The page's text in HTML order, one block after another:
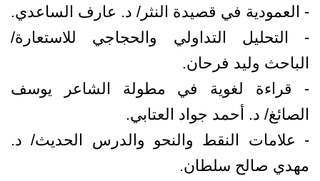
- العمودية في قصيدة النثر/ د. عارف الساعدي.
- التحليل التداولي والحجاجي للاستعارة/
الباحث وليد فرحان.
- قراءة لغوية في مطولة الشاعر يوسف
الصائغ/ د. أحمد جواد العتابي.
- علامات النقط والنحو والدرس الحديث/ د.
مهدي صالح سلطان.